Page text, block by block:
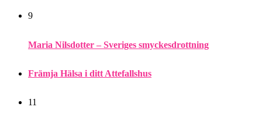
9
Maria Nilsdotter – Sveriges smyckesdrottning
Främja Hälsa i ditt Attefallshus
11